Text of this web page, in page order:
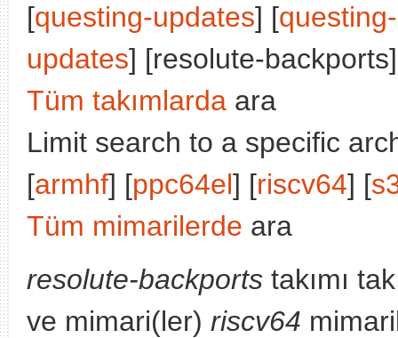
[questing-updates] [
updates] [resolute-
Tüm takımlarda ara
Limit search to a specific
[armhf] [ppc64el] [riscv64] [
Tüm mimarilerde ara
resolute-backports takımı
ve mimari(ler) riscv64